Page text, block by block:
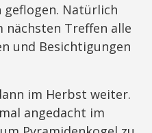
geflogen. Natürlich
nächsten Treffen alle
und Besichtigungen
im Herbst weiter.
angedacht im